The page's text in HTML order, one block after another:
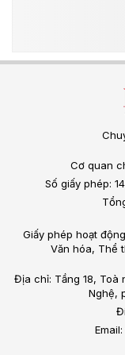
Cơ quan
Số giấy phép:
Giấy phép hoạt
Văn hóa, Thể
Địa chỉ: Tầng 18, Toà
Nghệ,